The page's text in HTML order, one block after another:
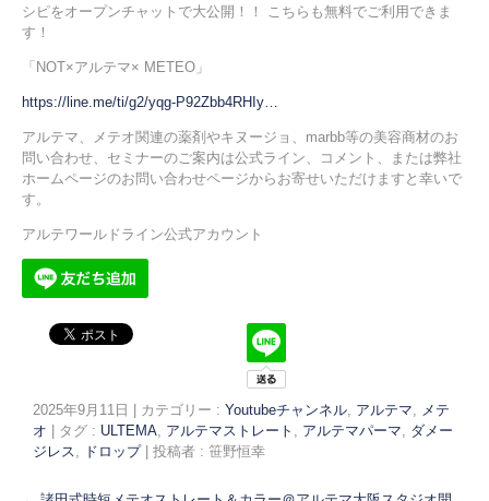
シピをオープンチャットで大公開！！ こちらも無料でご利用できま
す！
「NOT×アルテマ× METEO」
https://line.me/ti/g2/yqg-P92Zbb4RHIy…
アルテマ、メテオ関連の薬剤やキヌージョ、marbb等の美容商材のお
問い合わせ、セミナーのご案内は公式ライン、コメント、または弊社
ホームページのお問い合わせページからお寄せいただけますと幸いで
す。
アルテワールドライン公式アカウント
2025年9月11日 カテゴリー : Youtubeチャンネル アルテマ
メテ
オ
タグ : ULTEMA アルテマストレート アルテマパーマ
ダメー
ジレス
ドロップ 投稿者 : 笹野恒幸